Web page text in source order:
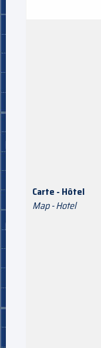
Carte - Hôtel
Map - Hotel